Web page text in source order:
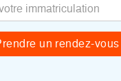
un rendez-vous